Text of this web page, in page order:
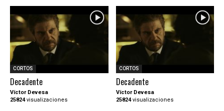
CORTOS
Decadente
Víctor Devesa
25824visualizaciones
CORTOS
Decadente
Víctor Devesa
25824visualizaciones